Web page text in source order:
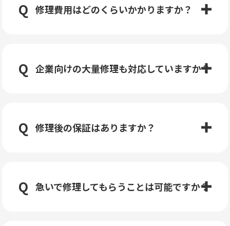
修理費用はどのくらいかかりますか？
企業向けの大量修理も対応していますか？
修理後の保証はありますか？
急いで修理してもらうことは可能ですか？